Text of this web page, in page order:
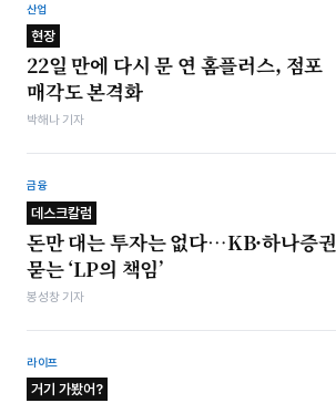
산업
현장
22일 만에 다시 문 연 홈플러스, 점포
매각도 본격화
박해나 기자
금융
데스크칼럼
돈만 대는 투자는 없다…KB·하나증
묻는 ‘LP의 책임’
봉성창 기자
라이프
거기 가봤어?